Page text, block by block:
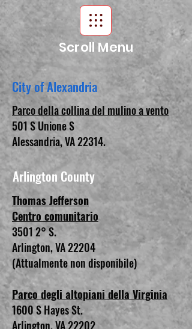
Scroll Menu
Parco della collina del mulino a vento
501 S Unione S
Alessandria, VA 22314.
City of Alexandria
Arlington County
Thomas Jefferson
Centro comunitario
3501 2° S.
Arlington, VA 22204
(Attualmente non disponibile)
Parco degli altopiani della Virginia
1600 S Hayes St.
Arlington, VA 22202